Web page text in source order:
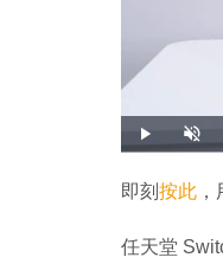
播
放
開
啟
即刻 按此
任天堂